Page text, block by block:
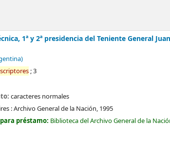
1ª y 2ª presidencia del Teniente General
; 3
caracteres normales
:Archivo General de la Nación, 1995
préstamo: Biblioteca del Archivo General de la